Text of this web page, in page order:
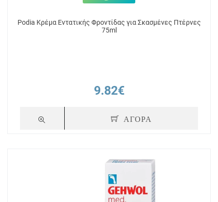
Podia Κρέμα Εντατικής Φροντίδας για Σκασμένες Πτέρνες
75ml
9.82€
ΑΓΟΡΑ